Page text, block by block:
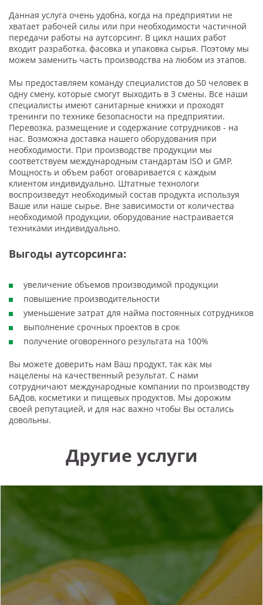
Данная услуга очень удобна, когда на предприятии не
хватает рабочей силы или при необходимости частичной
передачи работы на аутсорсинг. В цикл наших работ
входит разработка, фасовка и упаковка сырья. Поэтому мы
можем заменить часть производства на любом из этапов.
Мы предоставляем команду специалистов до 50 человек в
одну смену, которые смогут выходить в 3 смены. Все наши
специалисты имеют санитарные книжки и проходят
тренинги по технике безопасности на предприятии.
Перевозка, размещение и содержание сотрудников - на
нас. Возможна доставка нашего оборудования при
необходимости. При производстве продукции мы
соответствуем международным стандартам ISO и GMP.
Мощность и объем работ оговаривается с каждым
клиентом индивидуально. Штатные технологи
воспроизведут необходимый состав продукта используя
Ваше или наше сырье. Вне зависимости от количества
необходимой продукции, оборудование настраивается
техниками индивидуально.
Выгоды аутсорсинга:
увеличение объемов производимой продукции
повышение производительности
уменьшение затрат для найма постоянных сотрудников
выполнение срочных проектов в срок
получение оговоренного результата на 100%
Вы можете доверить нам Ваш продукт, так как мы
нацелены на качественный результат. С нами
сотрудничают международные компании по производству
БАДов, косметики и пищевых продуктов. Мы дорожим
своей репутацией, и для нас важно чтобы Вы остались
довольны.
Другие услуги